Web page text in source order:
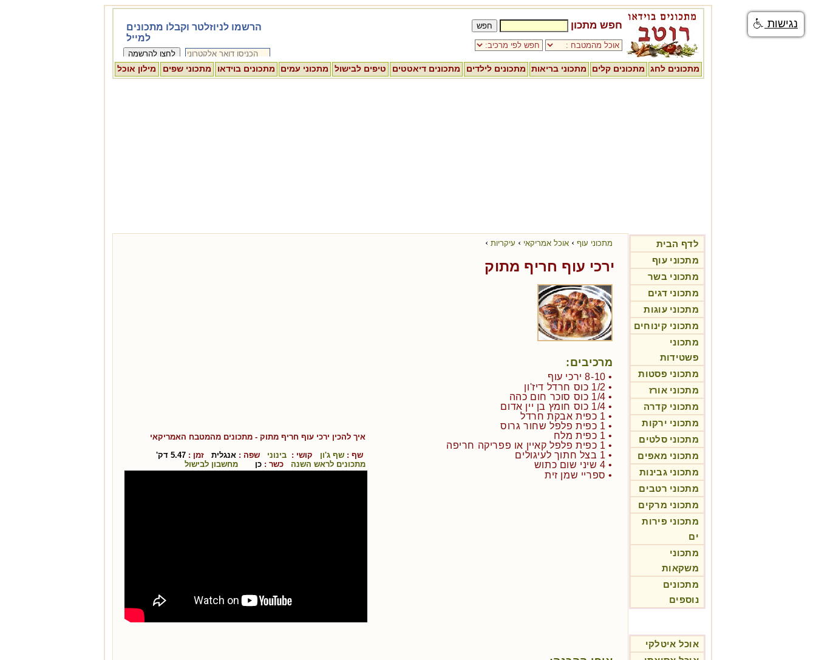
חפש מתכון
מתכונים לחג מתכונים קלים מתכוני בריאות מתכונים לילדים מתכונים דיאטטים טיפים לבישול מתכוני עמים מתכונים בוידאו מתכוני שפים מילון אוכל
לדף הבית
מתכוני עוף
מתכוני בשר
מתכוני דגים
מתכוני עוגות
מתכוני קינוחים
מתכוני
פשטידות
מתכוני פסטות
מתכוני אורז
מתכוני קדרה
מתכוני ירקות
מתכוני סלטים
מתכוני מאפים
מתכוני גבינות
מתכוני רטבים
מתכוני מרקים
מתכוני פירות
ים
מתכוני
משקאות
מתכונים
נוספים
אוכל איטלקי
מתכוני עוף › אוכל אמריקאי › עיקריות ›
ירכי עוף חריף מתוק
מרכיבים:
• 8-10 ירכי עוף
• 1/2 כוס חרדל דיז'ון
• 1/4 כוס סוכר חום כהה
• 1/4 כוס חומץ בן יין אדום
• 1 כפית אבקת חרדל
• 1 כפית פלפל שחור גרוס
• 1 כפית מלח
• 1 כפית פלפל קאיין או פפריקה חריפה
• 1 בצל חתוך לעיגולים
• 4 שיני שום כתוש
• ספריי שמן זית
איך להכין ירכי עוף חריף מתוק - מתכונים מהמטבח האמריקאי
שף : שף ג'ון קושי : בינוני שפה : אנגלית זמן : 5.47 דק'
מתכונים לראש השנה
כשר : כן מחשבון לבישול
נגישות